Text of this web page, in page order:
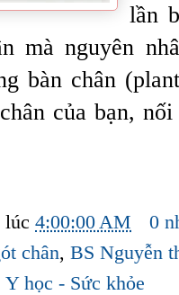
lần
mà nguyên
bàn chân
của bạn,
lúc4:00:00 AM
0
chân,BS Nguyễn
Y học - Sức khỏe